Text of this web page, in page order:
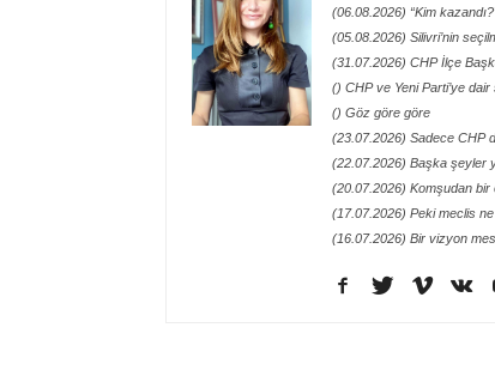
(06.08.2026) “Kim
(05.08.2026) Silivri’nin
(31.07.2026) CHP İlçe
() CHP ve Yeni Parti’ye
() Göz göre göre
(23.07.2026) Sadece CHP
(22.07.2026) Başka şeyler
(20.07.2026) Komşudan bir
(17.07.2026) Peki meclis
(16.07.2026) Bir vizyon